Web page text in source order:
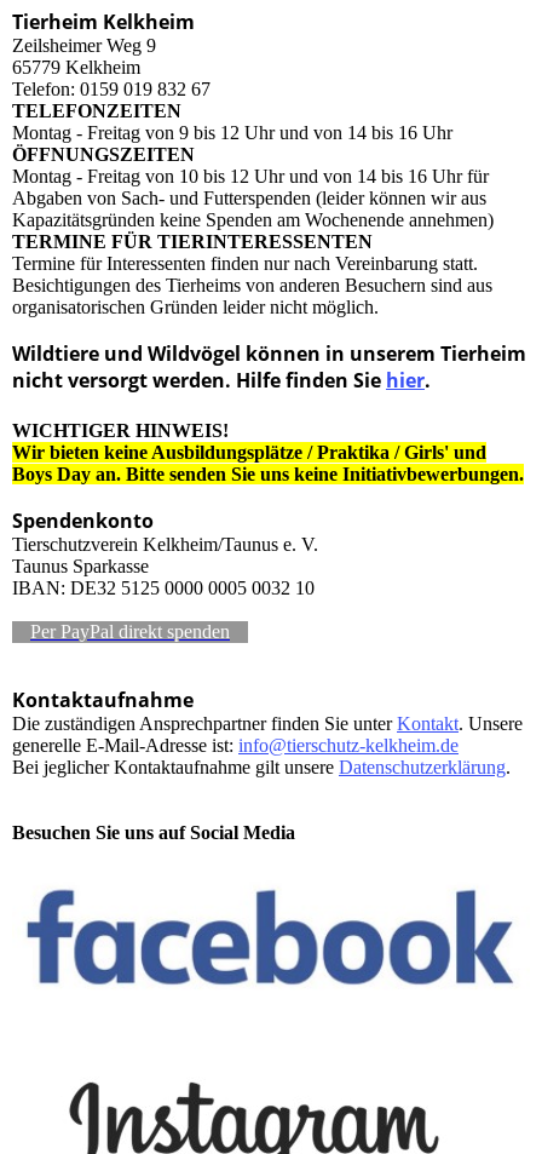
Tierheim Kelkheim
Zeilsheimer Weg 9
65779 Kelkheim
Telefon: 0159 019 832 67
TELEFONZEITEN
Montag - Freitag von 9 bis 12 Uhr und von 14 bis 16 Uhr
ÖFFNUNGSZEITEN
Montag - Freitag von 10 bis 12 Uhr und von 14 bis 16 Uhr für
Abgaben von Sach- und Futterspenden (leider können wir aus
Kapazitätsgründen keine Spenden am Wochenende annehmen)
TERMINE FÜR TIERINTERESSENTEN
Termine für Interessenten finden nur nach Vereinbarung statt.
Besichtigungen des Tierheims von anderen Besuchern sind aus
organisatorischen Gründen leider nicht möglich.
Wildtiere und Wildvögel können in unserem Tierheim
nicht versorgt werden. Hilfe finden Sie hier.
WICHTIGER HINWEIS!
Wir bieten keine Ausbildungsplätze / Praktika / Girls' und
Boys Day an. Bitte senden Sie uns keine Initiativbewerbungen.
Spendenkonto
Tierschutzverein Kelkheim/Taunus e. V.
Taunus Sparkasse
IBAN: DE32 5125 0000 0005 0032 10
Per PayPal direkt spenden
Kontaktaufnahme
Die zuständigen Ansprechpartner finden Sie unterKontakt. Unsere
generelle E-Mail-Adresse ist: info@tierschutz-kelkheim.de
Bei jeglicher Kontaktaufnahme gilt unsere Datenschutzerklärung.
Besuchen Sie uns auf Social Media